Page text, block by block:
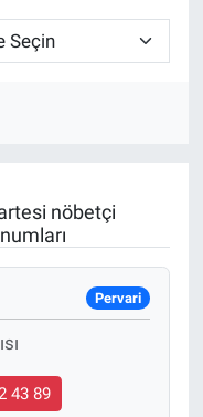
nöbetçi
Pervari
43 89